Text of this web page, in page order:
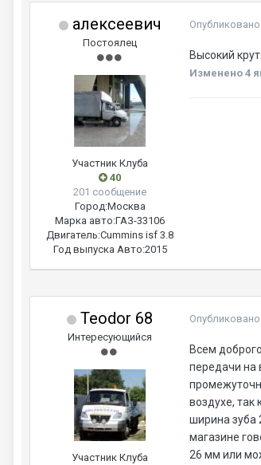
алексеевич
Постоялец
Участник Клуба
40
201 сообщение
Город:Москва
Марка авто:ГАЗ-33106
Двигатель:Cummins isf 3.8
Год выпуска Авто:2015
Опубликовано
Высокий
Изменено 4
Teodor 68
Интересующийся
Участник Клуба
Опубликовано
Всем
передачи на
воздухе, так
ширина зуба
магазине
26 мм или